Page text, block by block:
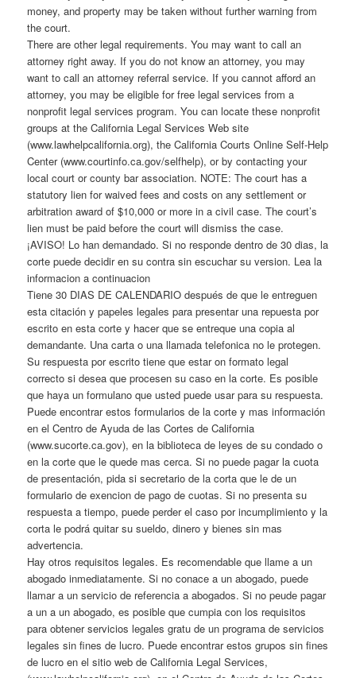
money, and property may be taken without further warning from
the court.
There are other legal requirements. You may want to call an
attorney right away. If you do not know an attorney, you may
want to call an attorney referral service. If you cannot afford an
attorney, you may be eligible for free legal services from a
nonprofit legal services program. You can locate these nonprofit
groups at the California Legal Services Web site
(www.lawhelpcalifornia.org), the California Courts Online Self-Help
Center (www.courtinfo.ca.gov/selfhelp), or by contacting your
local court or county bar association. NOTE: The court has a
statutory lien for waived fees and costs on any settlement or
arbitration award of $10,000 or more in a civil case. The court’s
lien must be paid before the court will dismiss the case.
¡AVISO! Lo han demandado. Si no responde dentro de 30 dias, la
corte puede decidir en su contra sin escuchar su version. Lea la
informacion a continuacion
Tiene 30 DIAS DE CALENDARIO después de que le entreguen
esta citación y papeles legales para presentar una repuesta por
escrito en esta corte y hacer que se entreque una copia al
demandante. Una carta o una llamada telefonica no le protegen.
Su respuesta por escrito tiene que estar on formato legal
correcto si desea que procesen su caso en la corte. Es posible
que haya un formulano que usted puede usar para su respuesta.
Puede encontrar estos formularios de la corte y mas información
en el Centro de Ayuda de las Cortes de California
(www.sucorte.ca.gov), en la biblioteca de leyes de su condado o
en la corte que le quede mas cerca. Si no puede pagar la cuota
de presentación, pida si secretario de la corta que le de un
formulario de exencion de pago de cuotas. Si no presenta su
respuesta a tiempo, puede perder el caso por incumplimiento y la
corta le podrá quitar su sueldo, dinero y bienes sin mas
advertencia.
Hay otros requisitos legales. Es recomendable que llame a un
abogado inmediatamente. Si no conace a un abogado, puede
llamar a un servicio de referencia a abogados. Si no peude pagar
a un a un abogado, es posible que cumpia con los requisitos
para obtener servicios legales gratu de un programa de servicios
legales sin fines de lucro. Puede encontrar estos grupos sin fines
de lucro en el sitio web de California Legal Services,